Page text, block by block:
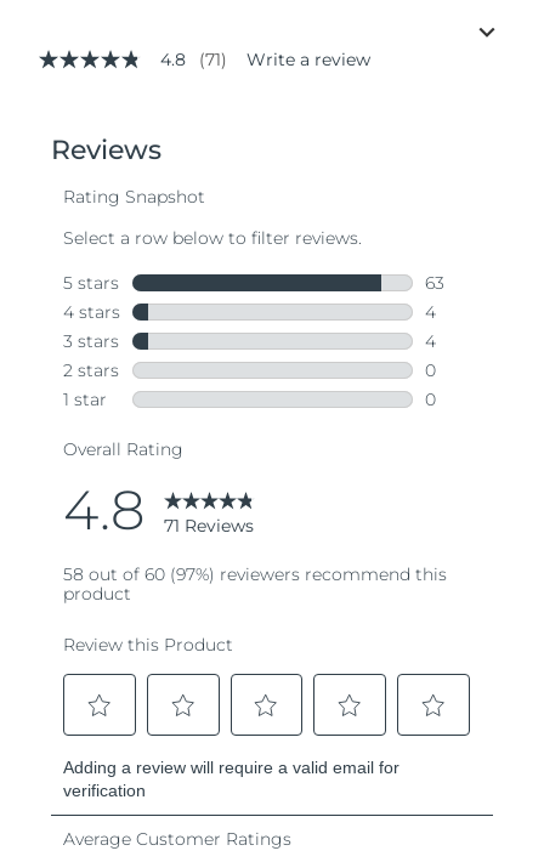
4.8
stars,
average
value.
Same
page
link.
4.8 (71) Write a review